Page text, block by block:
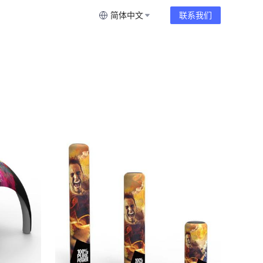
简体中文 联系我们